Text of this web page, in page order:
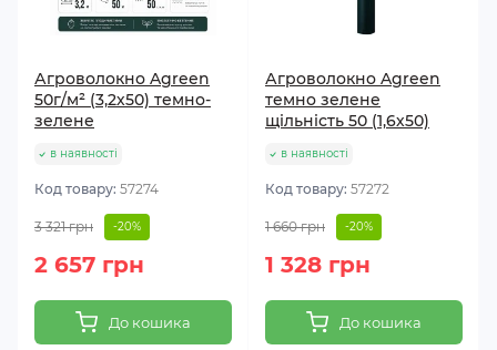
Агроволокно Agreen
50г/м² (3,2х50) темно-
зелене
в наявності
Код товару: 57274
3 321 грн -20%
2 657 грн
До кошика
Агроволокно Agreen
темно зелене
щільність 50 (1,6х50)
в наявності
Код товару: 57272
1 660 грн -20%
1 328 грн
До кошика